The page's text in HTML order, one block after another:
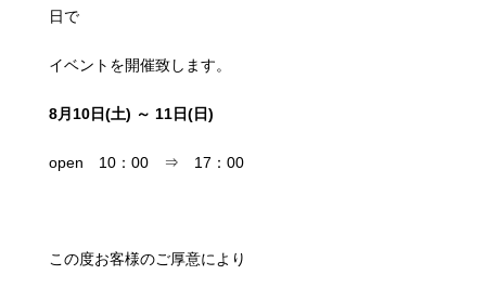
日で
イベントを開催致します。
8月10日(土) ～ 11日(日)
open 10：00 ⇒ 17：00
この度お客様のご厚意により